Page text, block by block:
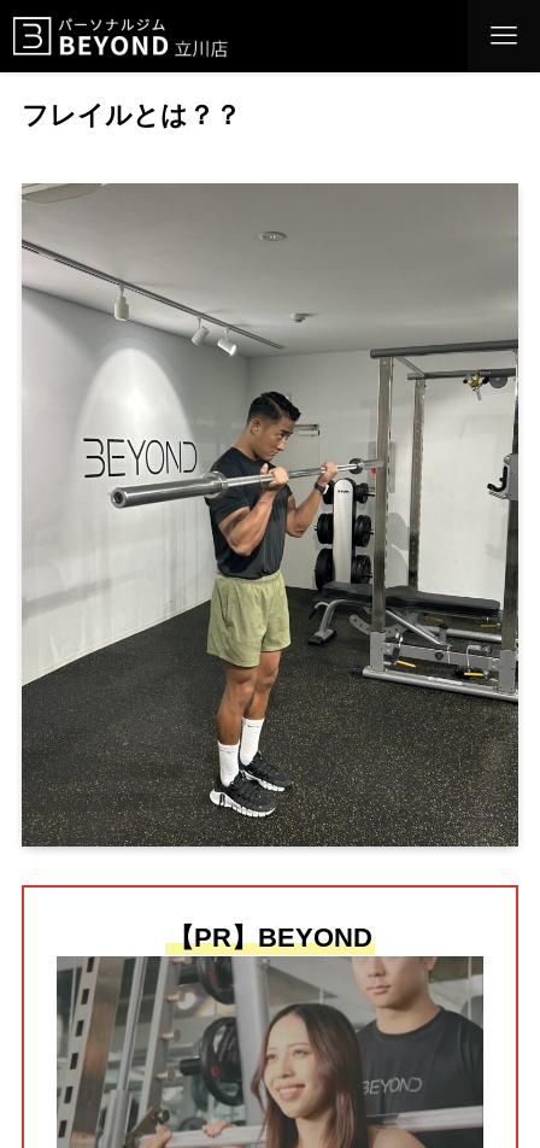
フレイルとは？？
【PR】BEYOND